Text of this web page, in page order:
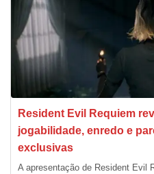
Resident Evil Requiem
jogabilidade, enredo e
exclusivas
A apresentação de Resident Evil